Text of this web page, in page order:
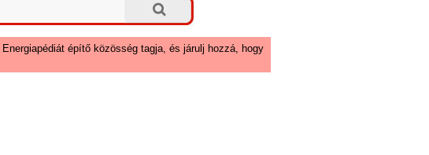
építő közösség tagja, és járulj hozzá, hogy